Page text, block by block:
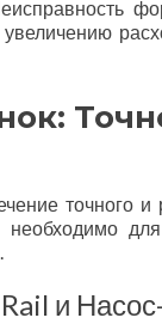
точного
и